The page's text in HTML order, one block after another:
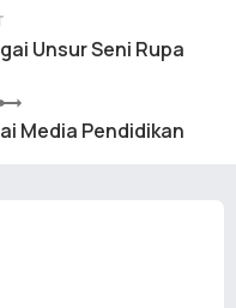
Unsur Seni Rupa
Media Pendidikan